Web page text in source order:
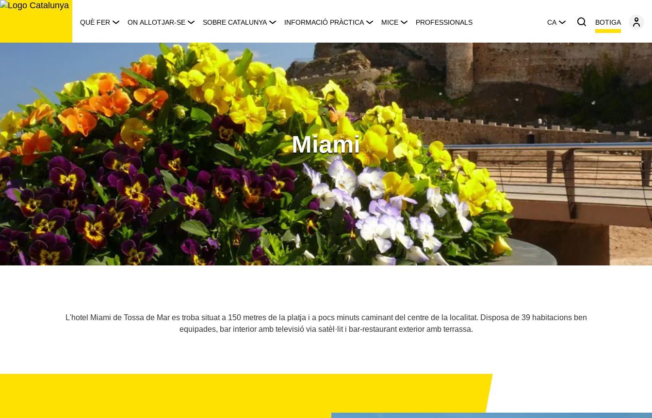
Saltar
QUÈ FER ON ALLOTJAR-SE SOBRE CATALUNYA INFORMACIÓ PRÀCTICA MICE PROFESSIONALS CA BOTIGA
Miami
L'hotel Miami de Tossa de Mar es troba situat a 150 metres de la platja i a pocs minuts caminant del centre de la localitat. Disposa de 39 habitacions ben
equipades, bar interior amb televisió via satèl·lit i bar-restaurant exterior amb terrassa.